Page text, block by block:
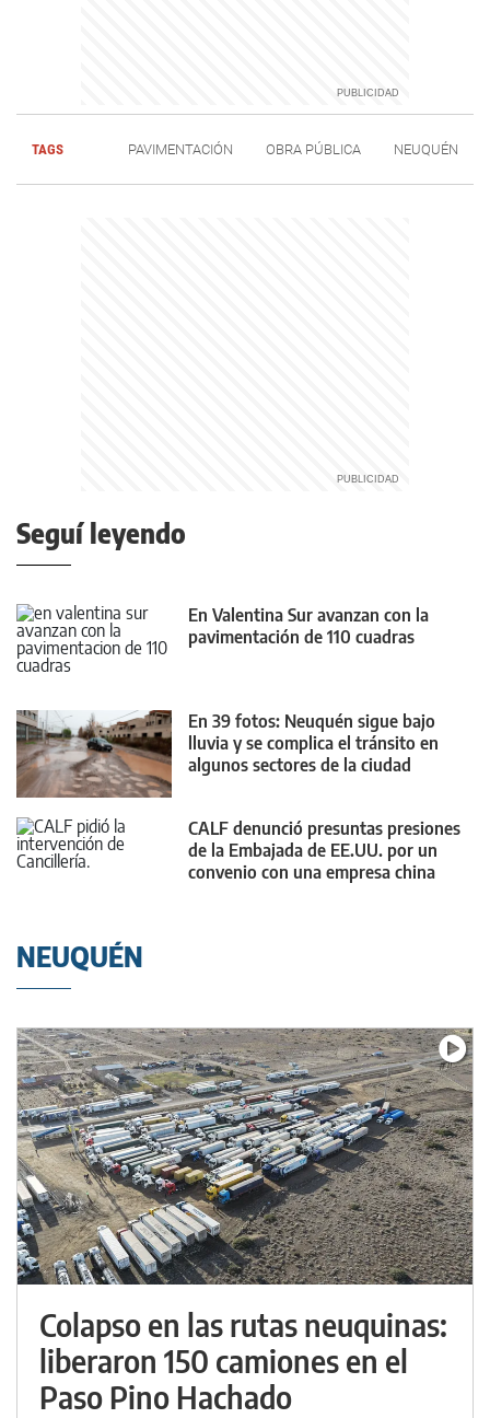
TAGS PAVIMENTACIÓN OBRA PÚBLICA NEUQUÉN
Seguí leyendo
En Valentina Sur avanzan con la
pavimentación de 110 cuadras
En 39 fotos: Neuquén sigue bajo
lluvia y se complica el tránsito en
algunos sectores de la ciudad
CALF denunció presuntas presiones
de la Embajada de EE.UU. por un
convenio con una empresa china
NEUQUÉN
Colapso en las rutas neuquinas:
liberaron 150 camiones en el
Paso Pino Hachado